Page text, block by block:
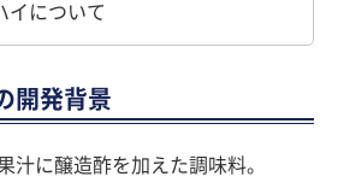
イについて
開発背景
汁に醸造酢を加えた調味料。